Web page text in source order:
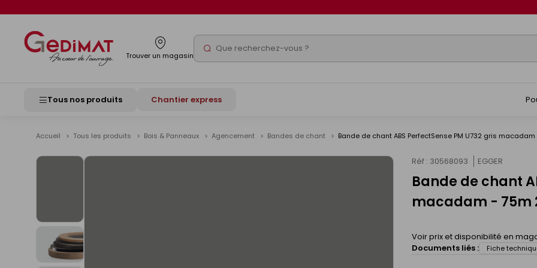
Trouver un magasin Rechercher
Tous nos produits Chantier express
Accueil Tous les produits Bois & Panneaux Agencement Bandes de chant Bande de chant ABS PerfectSense PM U732 gris macadam
Voir
Réf : 30568093 EGGER
Bande de chant
macadam - 75m
Voir prix et disponibilité en
Documents liés :
Fiche